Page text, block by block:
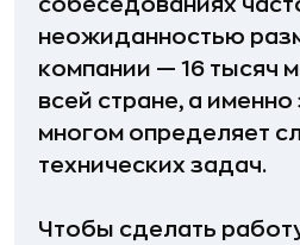
собеседованиях
неожиданностью
компании — 16 тысяч
всей стране, а
многом определяет
технических задач.
Чтобы сделать